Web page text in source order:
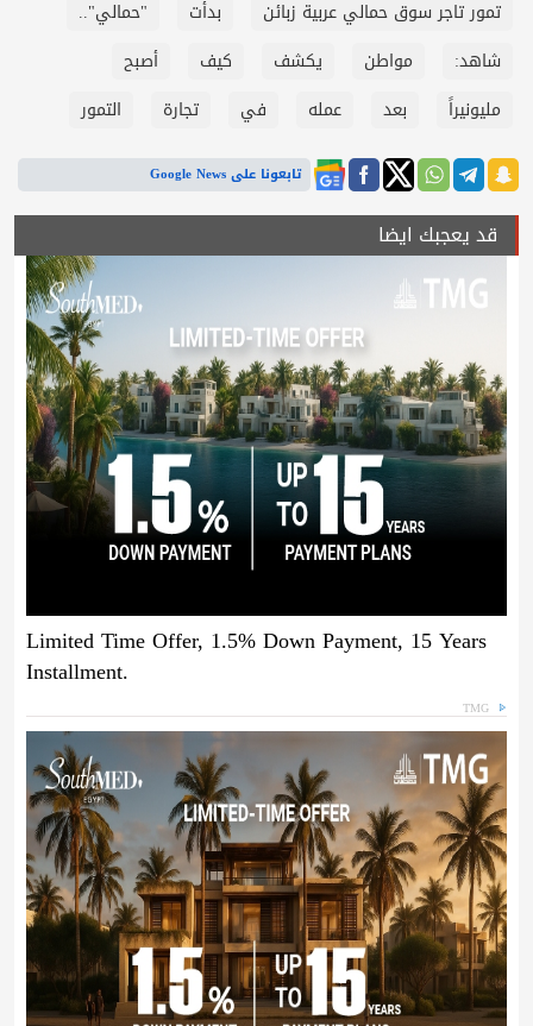
تمور تاجر سوق حمالي عربية زبائن بدأت
"حمالي"..
شاهد:
مواطن يكشف كيف
أصبح
مليونيراً
بعد عمله في تجارة التمور
تابعونا على Google News
قد يعجبك ايضا
Limited Time Offer, 1.5% Down Payment, 15 Years
Installment.
TMG